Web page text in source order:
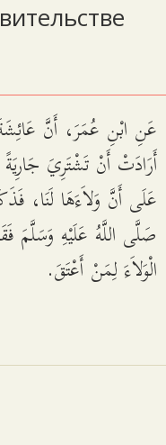
عَنِ ابْنِ عُمَرَ، أَنَّ
أَرَادَتْ أَنْ تَشْتَرِيَ
عَلَى أَنَّ وَلاَءَهَا لَنَا،
صَلَّى اللَّهُ عَلَيْهِ وَسَلَّمَ
الْوَلاَءَ لِمَنْ أَعْتَقَ.